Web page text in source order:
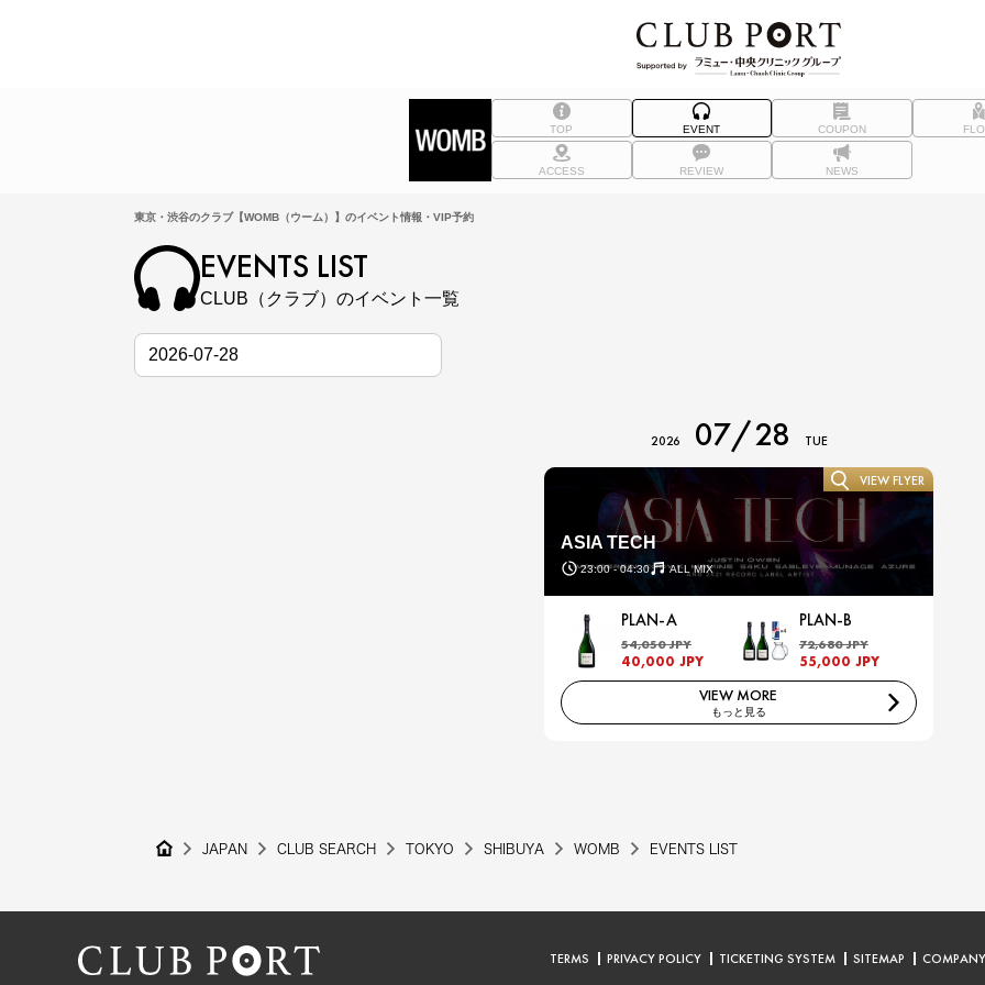
TOP EVENT COUPON
ACCESS REVIEW NEWS
東京・渋谷のクラブ【WOMB（ウーム）】のイベント情報・VIP予約
EVENTS LIST
CLUB（クラブ）のイベント一覧
2026 07/28 TUE
ASIA TECH
23:00 - 04:30 ALL MIX
VIEW FLYER
PLAN-A
54,050 JPY
40,000 JPY
PLAN-B
72,680 JPY
55,000 JPY
VIEW MORE
もっと見る
JAPAN CLUB SEARCH TOKYO SHIBUYA WOMB EVENTS LIST
TERMS PRIVACY POLICY TICKETING SYSTEM SITEMAP COMPANY